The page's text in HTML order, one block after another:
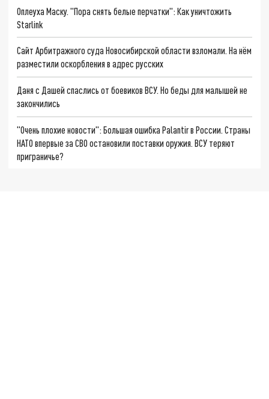
Оплеуха Маску. "Пора снять белые перчатки": Как уничтожить
Starlink
Сайт Арбитражного суда Новосибирской области взломали. На нём
разместили оскорбления в адрес русских
Даня с Дашей спаслись от боевиков ВСУ. Но беды для малышей не
закончились
"Очень плохие новости": Большая ошибка Palantir в России. Страны
НАТО впервые за СВО остановили поставки оружия. ВСУ теряют
приграничье?